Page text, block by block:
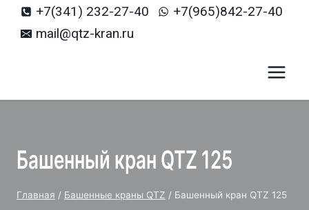
+7(341) 232-27-40
+7(965)842-27-40
mail@qtz-kran.ru
Башенный кран QTZ 125
Главная / Башенные краны QTZ / Башенный кран QTZ 125